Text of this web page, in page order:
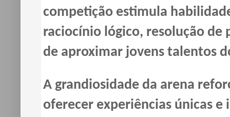
competição estimula
raciocínio lógico, resolução
de aproximar jovens talentos
A grandiosidade da arena
oferecer experiências únicas e